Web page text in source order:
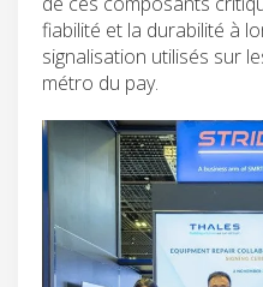
fiabilité et la durabilité à
signalisation utilisés sur
métro du pay.